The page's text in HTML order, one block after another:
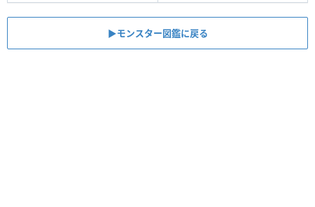
▶モンスター図鑑に戻る